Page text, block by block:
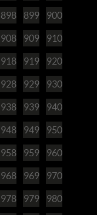
898 899 900
908 909 910
918 919 920
928 929 930
938 939 940
948 949 950
958 959 960
968 969 970
978 979 980